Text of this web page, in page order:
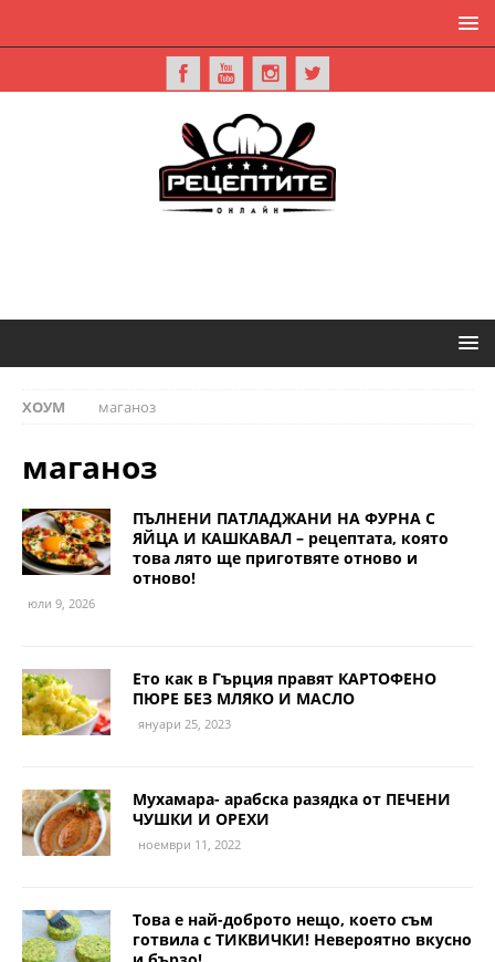
ХОУМ маганоз
маганоз
ПЪЛНЕНИ ПАТЛАДЖАНИ НА ФУРНА С
ЯЙЦА И КАШКАВАЛ – рецептата, която
това лято ще приготвяте отново и
отново!
юли 9, 2026
Ето как в Гърция правят КАРТОФЕНО
ПЮРЕ БЕЗ МЛЯКО И МАСЛО
януари 25, 2023
Мухамара- арабска разядка от ПЕЧЕНИ
ЧУШКИ И ОРЕХИ
ноември 11, 2022
Това е най-доброто нещо, което съм
готвила с ТИКВИЧКИ! Невероятно вкусно